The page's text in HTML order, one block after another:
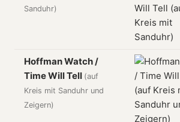
Sanduhr)
Hoffman Watch /
Time Will Tell (auf
Kreis mit Sanduhr und
Zeigern)